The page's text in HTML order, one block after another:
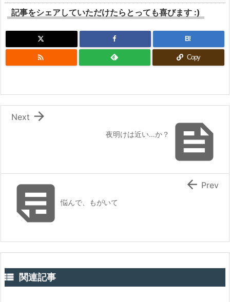
記事をシェアしていただけたらとっても喜びます :)
B!
 Copy

夜明けは近い…か？

Next
悩んで、もがいて
 Prev
 関連記事